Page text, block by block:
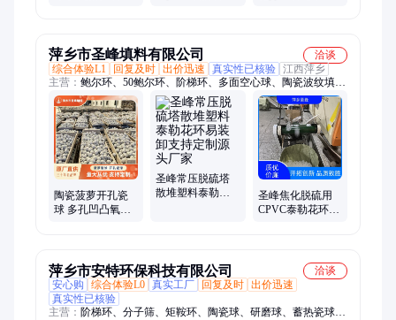
萍乡市圣峰填料有限公司
洽谈
综合体验L1
回复及时 出价迅速 真实性已核验 江西萍乡
主营： 鲍尔环、50鲍尔环、阶梯环、多面空心球、陶瓷波纹填
料、陶瓷矩鞍环、陶瓷异鞍环、哈凯登球填料、拉西环、金属规
整填料、金属丝网填料、塑料孔板填料、四氟填料、四氟鲍尔
环、聚丙烯鲍尔环、花环填料、泰勒花环、塑料拉西环、气液分
布器、丝网除沫器、丝网除雾器
陶瓷菠萝开孔瓷
球 多孔凹凸氧化
圣峰常压脱硫塔
散堆塑料泰勒花
圣峰焦化脱硫用
CPVC泰勒花环弹
萍乡市安特环保科技有限公司
洽谈
安心购
综合体验L0 真实工厂 回复及时 出价迅速
真实性已核验
主营： 阶梯环、分子筛、矩鞍环、陶瓷球、研磨球、蓄热瓷球、